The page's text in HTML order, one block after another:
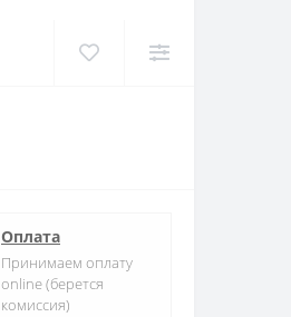
Оплата
Принимаем оплату
online (берется
комиссия)